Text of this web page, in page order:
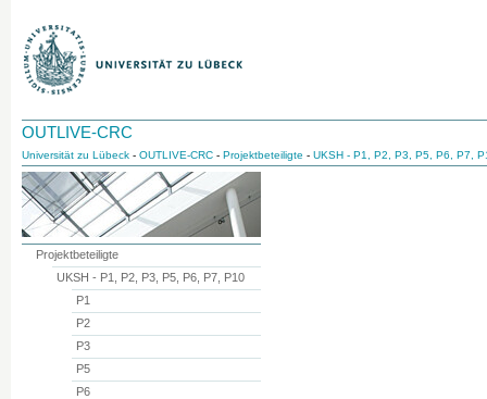
OUTLIVE-CRC
Universität zu Lübeck - OUTLIVE-CRC - Projektbeteiligte - UKSH - P1, P2, P3, P5, P6, P7,
Projektbeteiligte
UKSH - P1, P2, P3, P5, P6, P7, P10
P1
P2
P3
P5
P6